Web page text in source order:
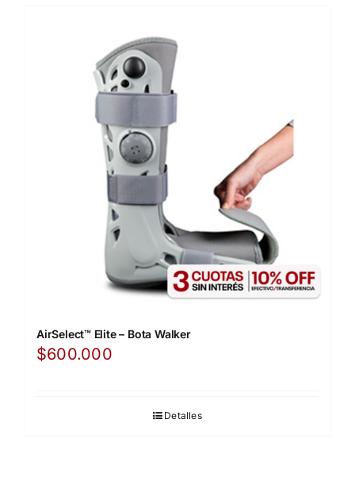
AirSelect™ Elite – Bota Walker
$600.000
Detalles